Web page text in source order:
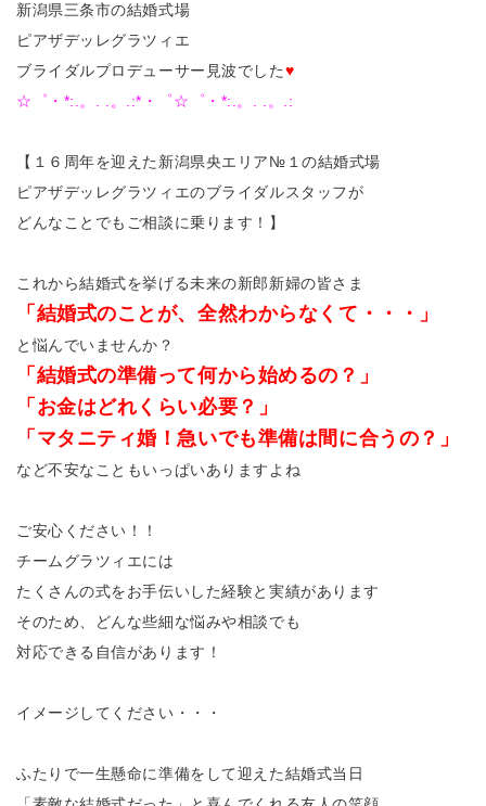
新潟県三条市の結婚式場
ピアザデッレグラツィエ
ブライダルプロデューサー見波でした♥
☆゜・*:.。. .。.:*・゜☆゜・*:.。. .。.:
【１６周年を迎えた新潟県央エリア№１の結婚式場
ピアザデッレグラツィエのブライダルスタッフが
どんなことでもご相談に乗ります！】
これから結婚式を挙げる未来の新郎新婦の皆さま
「結婚式のことが、全然わからなくて・・・」
と悩んでいませんか？
「結婚式の準備って何から始めるの？」
「お金はどれくらい必要？」
「マタニティ婚！急いでも準備は間に合うの？」
など不安なこともいっぱいありますよね
ご安心ください！！
チームグラツィエには
たくさんの式をお手伝いした経験と実績があります
そのため、どんな些細な悩みや相談でも
対応できる自信があります！
イメージしてください・・・
ふたりで一生懸命に準備をして迎えた結婚式当日